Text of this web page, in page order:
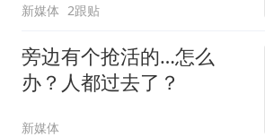
新媒体 2跟贴
旁边有个抢活的…怎么
办？人都过去了？
新媒体